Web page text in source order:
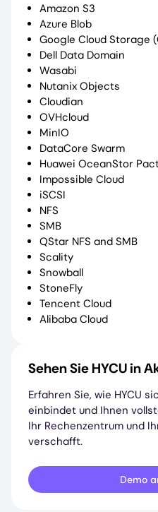
Amazon S3
Azure Blob
Google Cloud Storage
Dell Data Domain
Wasabi
Nutanix Objects
Cloudian
OVHcloud
MinIO
DataCore Swarm
Huawei OceanStor
Impossible Cloud
iSCSI
NFS
SMB
QStar NFS and SMB
Scality
Snowball
StoneFly
Tencent Cloud
Alibaba Cloud
Sehen Sie HYCU in
Erfahren Sie, wie HYCU
einbindet und Ihnen
Ihr Rechenzentrum und
verschafft.
Demo